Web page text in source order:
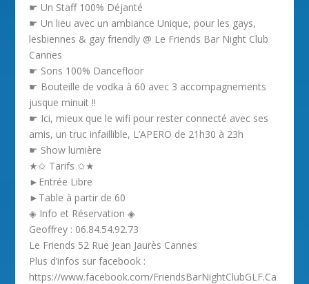
☛ Un Staff 100% Déjanté
☛ Un lieu avec un ambiance Unique, pour les gays,
lesbiennes & gay friendly @ Le Friends Bar Night Club
Cannes
☛ Sons 100% Dancefloor
☛ Bouteille de vodka à 60 avec 3 accompagnements
jusque minuit !!
☛ Ici, mieux que le wifi pour rester connecté avec ses
amis, un truc infaillible, L’APERO de 21h30 à 23h
☛ Show lumière
★✩ Tarifs ✩★
►Entrée Libre
►Table à partir de 60
◈ Info et Réservation ◈
Geoffrey : 06.84.54.92.73
Le Friends 52 Rue Jean Jaurès Cannes
Plus d’infos sur facebook :
https://www.facebook.com/FriendsBarNightClubGLF.Ca